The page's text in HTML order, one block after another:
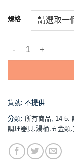
規格
【低壓調整器,型號
貨號: 不提供
分類: 所有商品 14-5.
調理器具.湯桶.五金類.